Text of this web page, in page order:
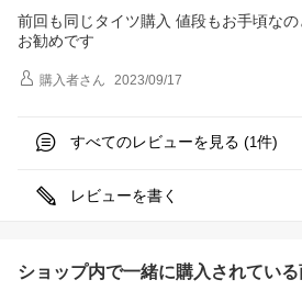
前回も同じタイツ購入 値段もお手頃な
お勧めです
購入者さん 2023/09/17
すべてのレビューを見る (1件)
レビューを書く
ショップ内で一緒に購入されてい